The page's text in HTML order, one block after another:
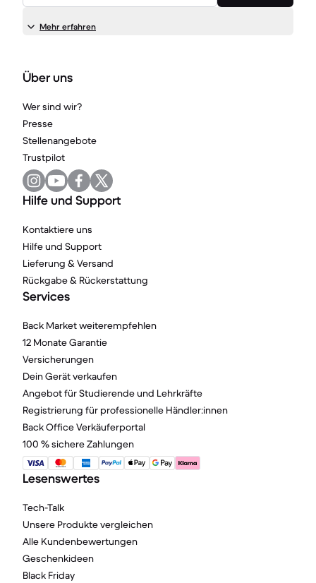
Mehr erfahren
Über uns
Wer sind wir?
Presse
Stellenangebote
Trustpilot
Hilfe und Support
Kontaktiere uns
Hilfe und Support
Lieferung & Versand
Rückgabe & Rückerstattung
Services
Back Market weiterempfehlen
12 Monate Garantie
Versicherungen
Dein Gerät verkaufen
Angebot für Studierende und Lehrkräfte
Registrierung für professionelle Händler:innen
Back Office Verkäuferportal
100 % sichere Zahlungen
Lesenswertes
Tech-Talk
Unsere Produkte vergleichen
Alle Kundenbewertungen
Geschenkideen
Black Friday